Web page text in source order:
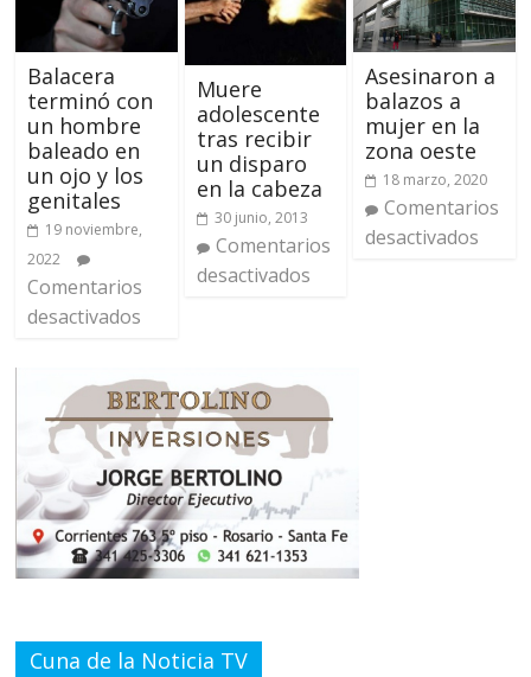
Balacera
terminó con
un hombre
baleado en
un ojo y los
genitales
19 noviembre,
2022
Comentarios
desactivados
Muere
adolescente
tras recibir
un disparo
en la cabeza
30 junio, 2013
Comentarios
desactivados
Asesinaron a
balazos a
mujer en la
zona oeste
18 marzo, 2020
Comentarios
desactivados
Cuna de la Noticia TV